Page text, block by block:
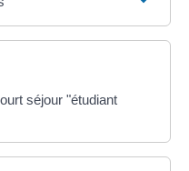
séjour "étudiant